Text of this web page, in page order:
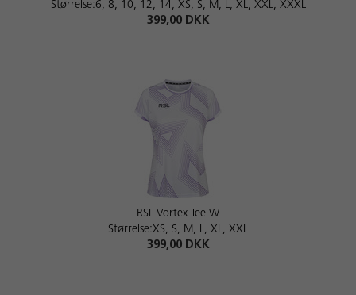
Størrelse:6, 8, 10, 12, 14, XS, S, M, L, XL, XXL, XXXL
399,00 DKK
RSL Vortex Tee W
Størrelse:XS, S, M, L, XL, XXL
399,00 DKK